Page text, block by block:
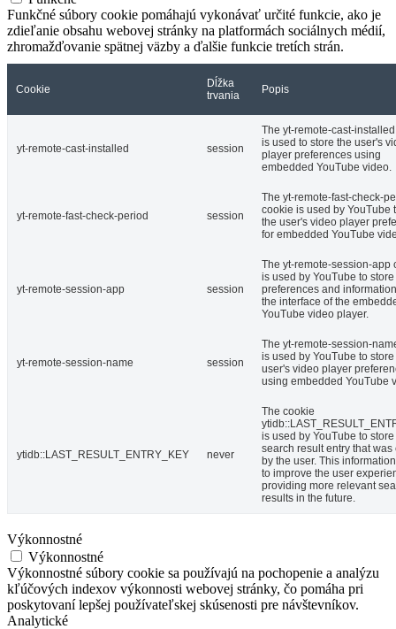
Funkčné súbory cookie pomáhajú vykonávať určité funkcie, ako je
zdieľanie obsahu webovej stránky na platformách sociálnych médií,
zhromažďovanie spätnej väzby a ďalšie funkcie tretích strán.
Cookie
Dĺžka
trvania
Popis
yt-remote-cast-installed session
The yt-remote-cast-
is used to store the user's
player preferences using
embedded YouTube video.
yt-remote-fast-check-period session
The yt-remote-fast-check-
cookie is used by YouTube
the user's video player
for embedded YouTube
yt-remote-session-app session
The yt-remote-session-app
is used by YouTube to
preferences and
the interface of the
YouTube video player.
yt-remote-session-name session
The yt-remote-session-
is used by YouTube to
user's video player
using embedded YouTube
ytidb::LAST_RESULT_ENTRY_KEY never
The cookie
is used by YouTube to
search result entry that was
by the user. This
to improve the user
providing more relevant
results in the future.
Výkonnostné
Výkonnostné
Výkonnostné súbory cookie sa používajú na pochopenie a analýzu
kľúčových indexov výkonnosti webovej stránky, čo pomáha pri
poskytovaní lepšej používateľskej skúsenosti pre návštevníkov.
Analytické